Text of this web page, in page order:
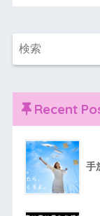
Recent
手